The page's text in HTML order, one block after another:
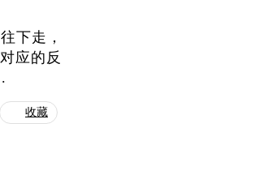
下走，
应的反
收藏